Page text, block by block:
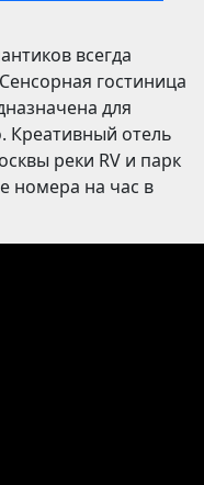
всегда
гостиница
для
Креативный отель
реки RV и парк
номера на час в